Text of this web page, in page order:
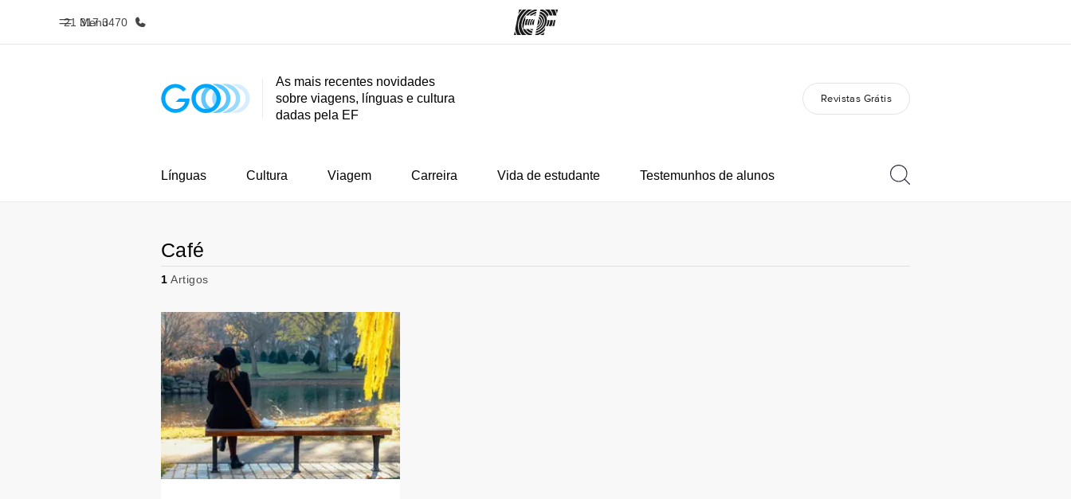
Menu
21 317 3470
Início Programas
Saiba tudo que
Carreiras
As mais recentes novidades
sobre viagens, línguas e cultura
dadas pela EF
Revistas Grátis
Línguas Cultura Viagem Carreira Vida de estudante Testemunhos de alunos
Café
1 Artigos